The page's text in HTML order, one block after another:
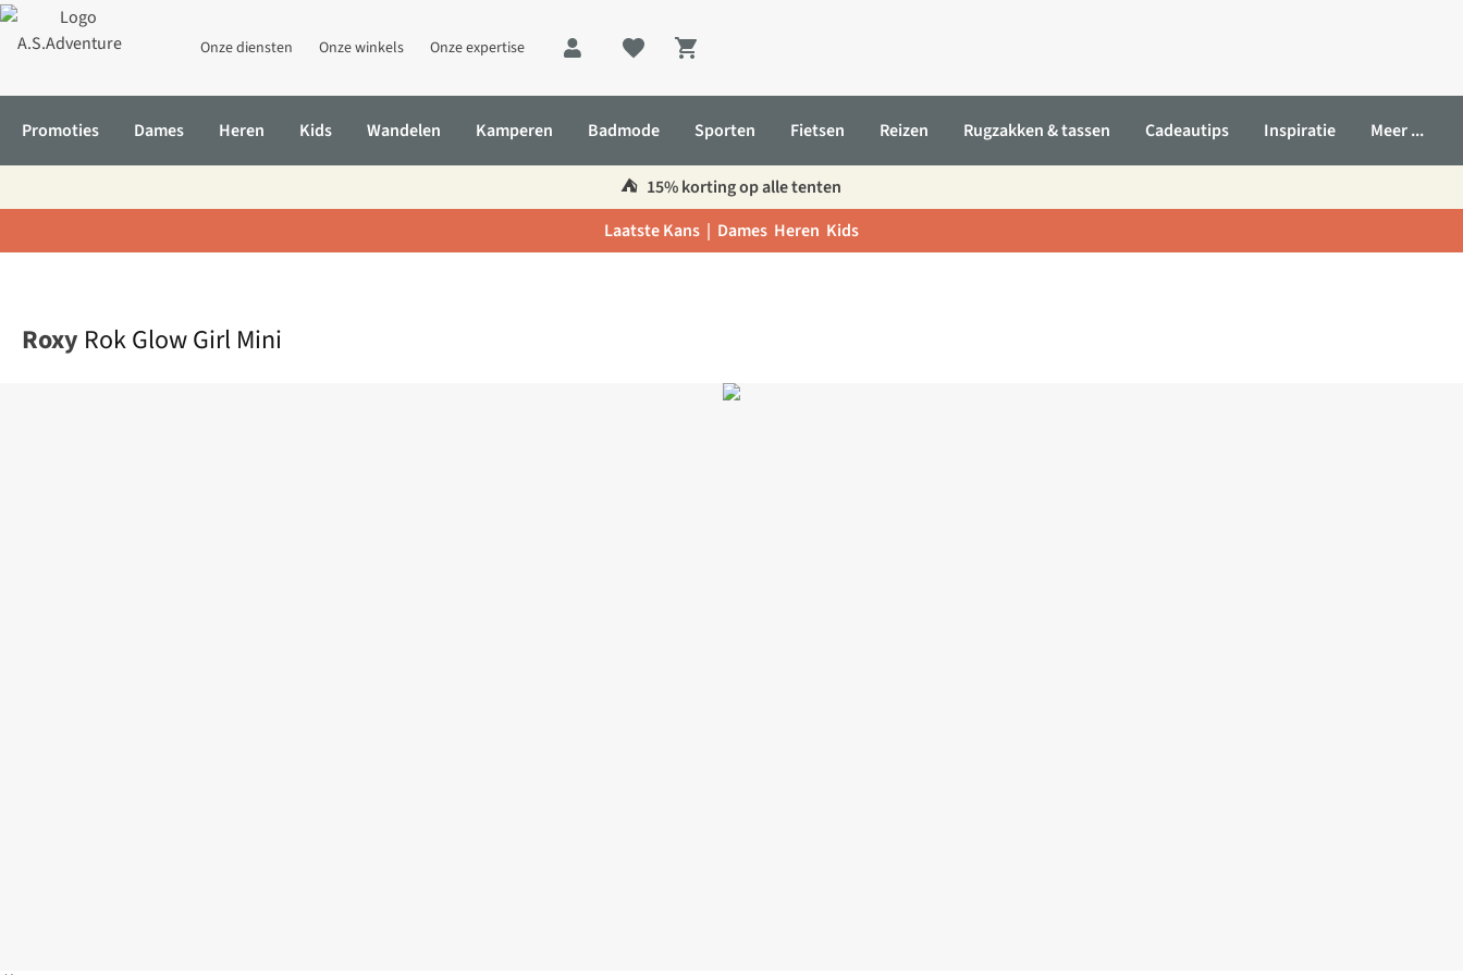
Onze diensten Onze winkels Onze expertise
Shopping cart
Promoties Dames Heren Kids Wandelen Kamperen Badmode Sporten Fietsen Reizen Rugzakken & tassen Cadeautips Inspiratie Meer ...
⛺️ 15% korting op alle tenten
Laatste Kans | Dames Heren Kids
Roxy Rok Glow Girl Mini